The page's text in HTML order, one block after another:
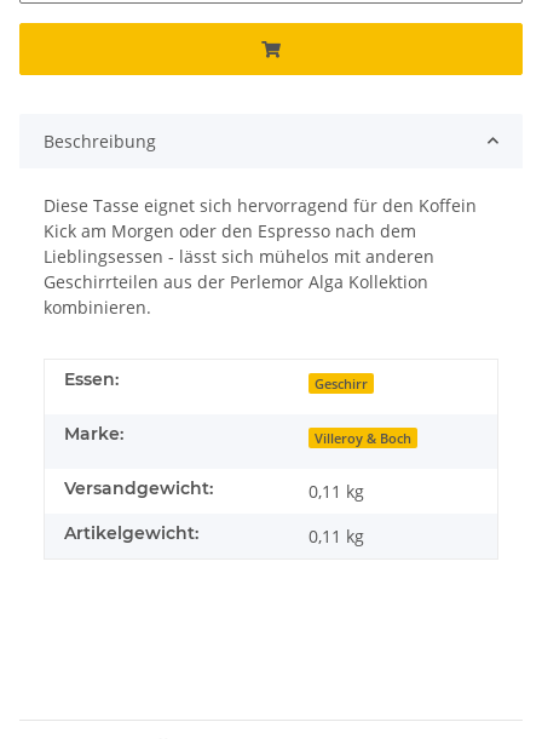
Beschreibung
Diese Tasse eignet sich hervorragend für den Koffein
Kick am Morgen oder den Espresso nach dem
Lieblingsessen - lässt sich mühelos mit anderen
Geschirrteilen aus der Perlemor Alga Kollektion
kombinieren.
Essen: Geschirr
Marke: Villeroy & Boch
Versandgewicht: 0,11 kg
Artikelgewicht: 0,11 kg